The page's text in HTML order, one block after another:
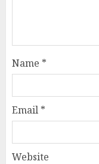
Name *
Email *
Website